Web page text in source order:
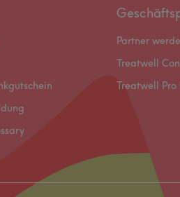
Partner
Treatwell
Treatwell